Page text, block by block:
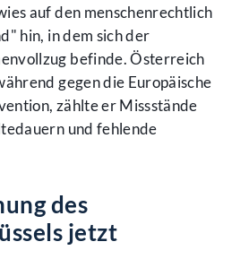
auf den menschenrechtlich
hin, in dem sich der
befinde. Österreich
gegen die Europäische
zählte er Missstände
und fehlende
des
jetzt